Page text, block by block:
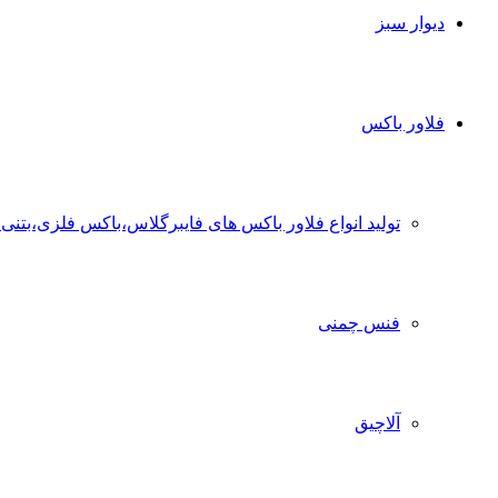
دیوار سبز
فلاور باکس
تولید انواع فلاور باکس های فایبرگلاس،باکس
فنس چمنی
آلاچیق